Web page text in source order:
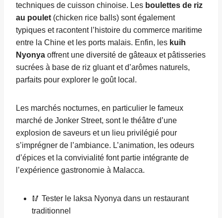
techniques de cuisson chinoise. Les boulettes de riz
au poulet (chicken rice balls) sont également
typiques et racontent l’histoire du commerce maritime
entre la Chine et les ports malais. Enfin, les kuih
Nyonya offrent une diversité de gâteaux et pâtisseries
sucrées à base de riz gluant et d’arômes naturels,
parfaits pour explorer le goût local.
Les marchés nocturnes, en particulier le fameux
marché de Jonker Street, sont le théâtre d’une
explosion de saveurs et un lieu privilégié pour
s’imprégner de l’ambiance. L’animation, les odeurs
d’épices et la convivialité font partie intégrante de
l’expérience gastronomie à Malacca.
🥢 Tester le laksa Nyonya dans un restaurant
traditionnel